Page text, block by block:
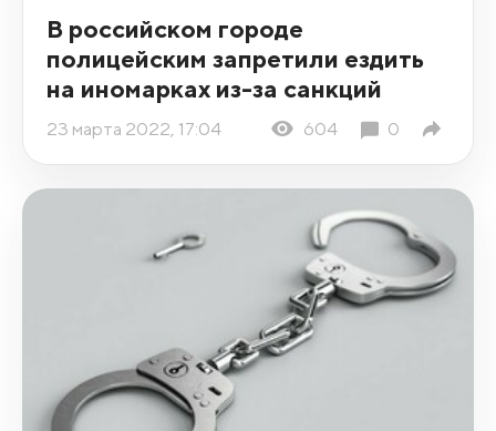
В российском городе
полицейским запретили ездить
на иномарках из-за санкций
23 марта 2022, 17:04 604 0